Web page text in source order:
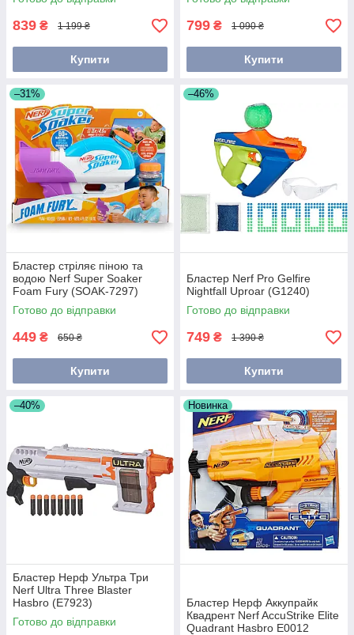
839 ₴ 1 199 ₴
Купити
799 ₴ 1 090 ₴
Купити
–31%
Бластер стріляє піною та
водою Nerf Super Soaker
Foam Fury (SOAK-7297)
Готово до відправки
449 ₴ 650 ₴
Купити
–46%
Бластер Nerf Pro Gelfire
Nightfall Uproar (G1240)
Готово до відправки
749 ₴ 1 390 ₴
Купити
–40%
Бластер Нерф Ультра Три
Nerf Ultra Three Blaster
Hasbro (E7923)
Готово до відправки
Новинка
Бластер Нерф Аккупрайк
Квадрент Nerf AccuStrike Elite
Quadrant Hasbro E0012